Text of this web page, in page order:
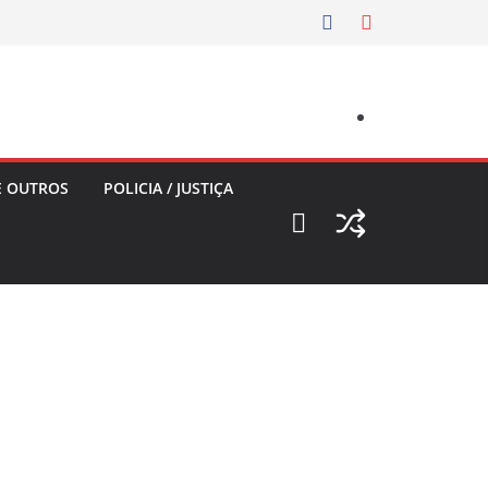
OUTROS POLICIA / JUSTIÇA